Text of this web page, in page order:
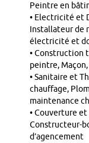
Peintre en
• Electricité et
Installateur de
électricité et
• Construction
peintre,
• Sanitaire et
chauffage,
maintenance
• Couverture
Constructeur-
d’agencement